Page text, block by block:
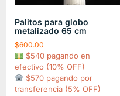
Palitos para globo
metalizado 65 cm
$600.00
$540 pagando en
efectivo (10% OFF)
$570 pagando por
transferencia (5% OFF)